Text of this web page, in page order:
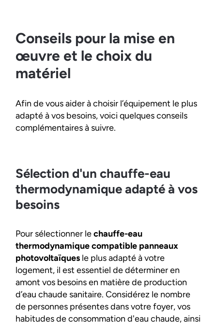
Conseils pour la mise en
œuvre et le choix du
matériel
Afin de vous aider à choisir l’équipement le plus
adapté à vos besoins, voici quelques conseils
complémentaires à suivre.
Sélection d'un chauffe-eau
thermodynamique adapté à vos
besoins
Pour sélectionner lechauffe-eau
thermodynamique compatible panneaux
photovoltaïques le plus adapté à votre
logement, il est essentiel de déterminer en
amont vos besoins en matière de production
d’eau chaude sanitaire. Considérez le nombre
de personnes présentes dans votre foyer, vos
habitudes de consommation d'eau chaude, ainsi